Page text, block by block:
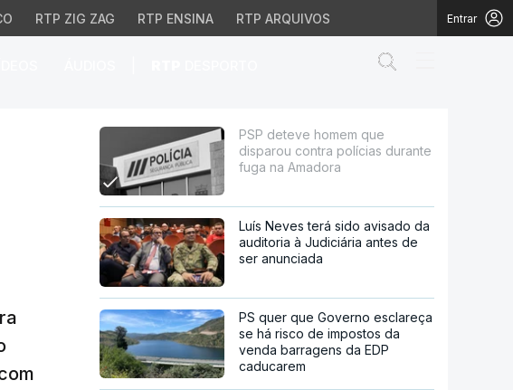
RTP ZIG ZAG RTP ENSINA RTP ARQUIVOS Entrar
polícias durante fuga na
PSP deteve homem que
disparou contra polícias durante
fuga na Amadora
Luís Neves terá sido avisado da
auditoria à Judiciária antes de
ser anunciada
PS quer que Governo esclareça
se há risco de impostos da
venda barragens da EDP
caducarem